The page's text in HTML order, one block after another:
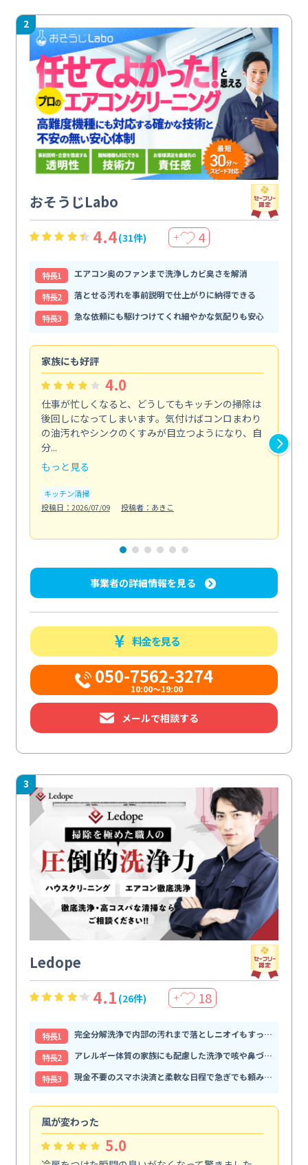
2
おそうじLabo
4.4(31件) ＋ 4
特⻑1
エアコン奥のファンまで洗浄しカビ臭さを解消
特⻑2
落とせる汚れを事前説明で仕上がりに納得できる
特⻑3
急な依頼にも駆けつけてくれ細やかな気配りも安心
家族にも好評
4.0
仕事が忙しくなると、どうしてもキッチンの掃除は
後回しになってしまいます。気付けばコンロまわり
の油汚れやシンクのくすみが目立つようになり、自
分...
もっと見る
キッチン清掃
投稿日：2026/07/09
投稿者：あきこ
事業者の詳細情報を見る
料金を見る
050-7562-3274
10:00〜19:00
メールで相談する
3
Ledope
4.1 (26件) ＋ 18
特⻑1
完全分解洗浄で内部の汚れまで落としニオイもすっきり解消
特⻑2
アレルギー体質の家族にも配慮した洗浄で咳や鼻づまりが和らぐ
特⻑3
現金不要のスマホ決済と柔軟な日程で急ぎでも頼みやすい
風が変わった
5.0